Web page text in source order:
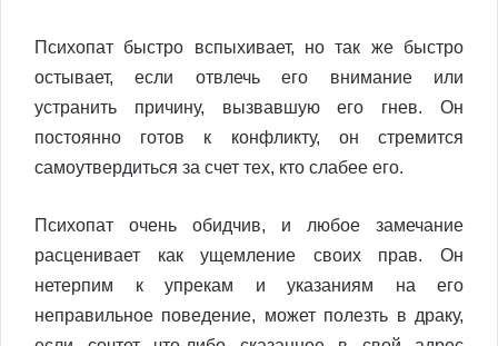
Психопат быстро вспыхивает, но так же быстро
остывает, если отвлечь его внимание или
устранить причину, вызвавшую его гнев. Он
постоянно готов к конфликту, он стремится
самоутвердиться за счет тех, кто слабее его.
Психопат очень обидчив, и любое замечание
расценивает как ущемление своих прав. Он
нетерпим к упрекам и указаниям на его
неправильное поведение, может полезть в драку,